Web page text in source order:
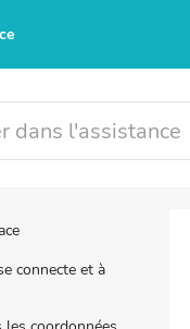
connecte et à